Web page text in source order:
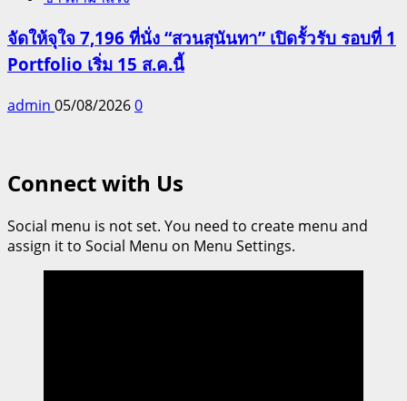
จัดให้จุใจ 7,196 ที่นั่ง “สวนสุนันทา” เปิดรั้วรับ รอบที่ 1
Portfolio เริ่ม 15 ส.ค.นี้
admin 05/08/20260
Connect with Us
Social menu is not set. You need to create menu and
assign it to Social Menu on Menu Settings.